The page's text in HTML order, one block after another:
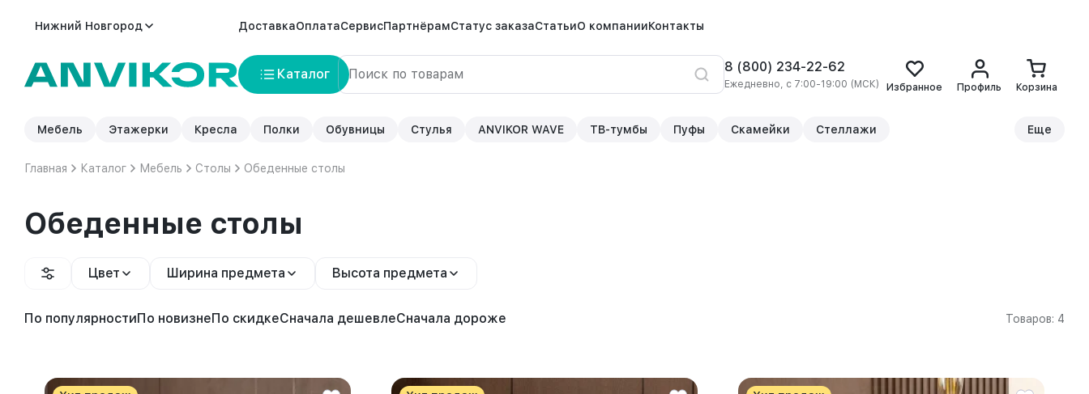
Нижний Новгород ДоставкаОплатаСервисПартнёрамСтатус заказаСтатьиО компанииКонтакты
Каталог 8 (800) 234-22-62
Ежедневно, с 7:00-19:00 (МСК) Избранное Профиль Корзина
Мебель Этажерки Кресла Полки Обувницы Стулья ANVIKOR WAVE ТВ-тумбы Пуфы Скамейки Стеллажи Еще
Главная Каталог Мебель Столы Обеденные столы
Обеденные столы
Цвет Ширина предмета Высота предмета
По популярностиПо новизнеПо скидкеСначала дешевлеСначала дороже Товаров: 4